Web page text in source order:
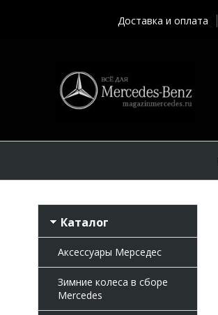
Доставка и оплата
Каталог
Аксессуары Мерседес
Зимние колеса в сборе
Mercedes